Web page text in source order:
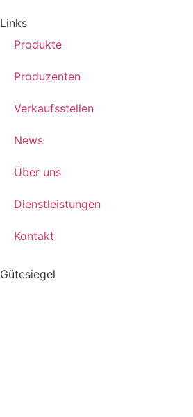
Links
Produkte
Produzenten
Verkaufsstellen
News
Über uns
Dienstleistungen
Kontakt
Gütesiegel